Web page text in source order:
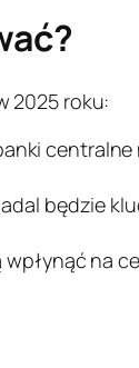
2025 roku:
będzie
na